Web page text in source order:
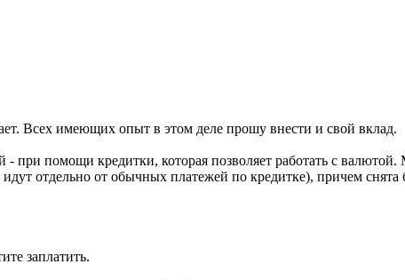
Всех имеющих опыт в этом деле прошу внести и свой вклад.
при помощи кредитки, которая позволяет работать с
отдельно от обычных платежей по кредитке), причем
заплатить.